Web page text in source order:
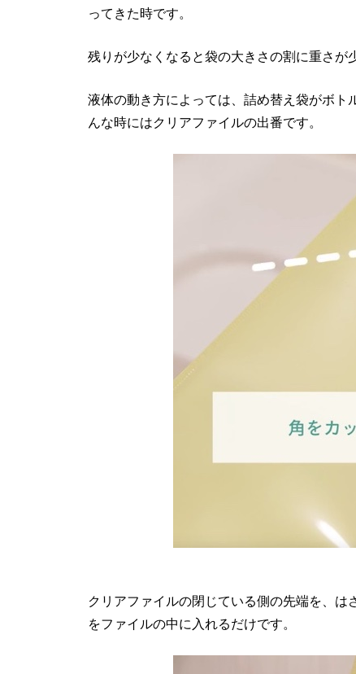
ってきた時です。
残りが少なくなると袋の大きさの割に重さが
液体の動き方によっては、詰め替え袋がボ
んな時にはクリアファイルの出番です。
クリアファイルの閉じている側の先端を、
をファイルの中に入れるだけです。